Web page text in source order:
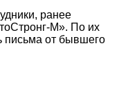
ранее
М». По их
письма от бывшего